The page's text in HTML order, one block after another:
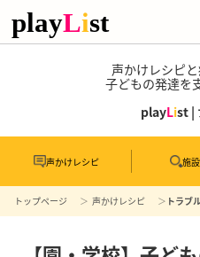
声かけレシピ
子どもの発達を
playList |
声かけレシピ 施
トップページ 声かけレシピ トラブ